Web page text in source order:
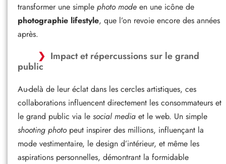
transformer une simple photo mode en une icône de
photographie lifestyle, que l’on revoie encore des années
après.
Impact et répercussions sur le grand
public
Au-delà de leur éclat dans les cercles artistiques, ces
collaborations influencent directement les consommateurs et
le grand public via le social media et le web. Un simple
shooting photopeut inspirer des millions, influençant la
mode vestimentaire, le design d’intérieur, et même les
aspirations personnelles, démontrant la formidable